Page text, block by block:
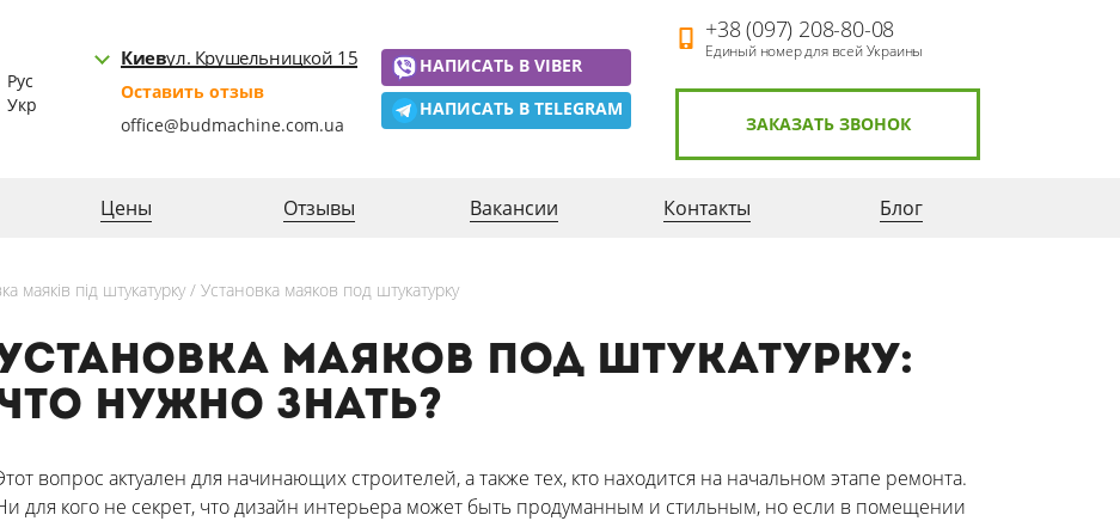
Рус
Укр
Киевул. Крушельницкой 15
Оставить отзыв
office@budmachine.com.ua
НАПИСАТЬ В VIBER
НАПИСАТЬ В TELEGRAM
+38 (097) 208-80-08
Единый номер для всей Украины
ЗАКАЗАТЬ ЗВОНОК
Цены Отзывы Вакансии Контакты Блог
маяків під штукатурку / Установка маяков под штукатурку
маяков под штукатурку:
нужно знать?
вопрос актуален для начинающих строителей, а также тех, кто находится на начальном этапе ремонта.
для кого не секрет, что дизайн интерьера может быть продуманным и стильным, но если в помещении